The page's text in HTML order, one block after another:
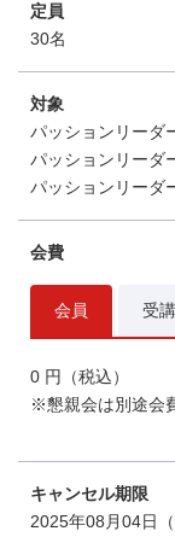
定員
30名
対象
パッションリーダ
パッションリーダ
パッションリーダ
会費
会員 受
0 円（税込）
※懇親会は別途会
キャンセル期限
2025年08月04日